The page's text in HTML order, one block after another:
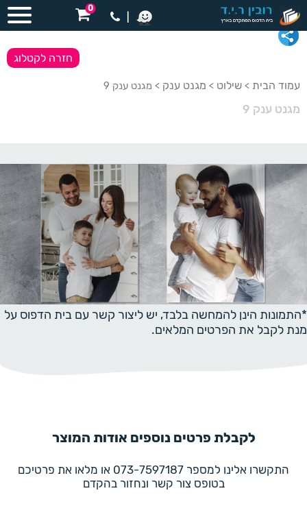
0
עמוד הבית > שילוט > מגנט ענק > מגנט ענק 9
מגנט ענק 9
חזרה לקטלוג
*התמונות הינן להמחשה בלבד, יש ליצור קשר עם בית הדפוס על
מנת לקבל את הפרטים המלאים.
לקבלת פרטים נוספים אודות המוצר
התקשרו אלינו למספר 073-7597187 או מלאו את פרטיכם
בטופס צור קשר ונחזור בהקדם